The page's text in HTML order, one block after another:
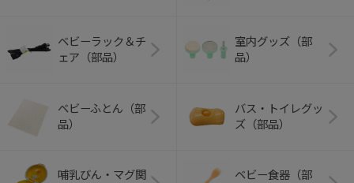
ベビーラック＆チ
ェア（部品）
室内グッズ（部
品）
ベビーふとん（部
品）
バス・トイレグッ
ズ（部品）
哺乳びん・マグ関
ベビー食器（部